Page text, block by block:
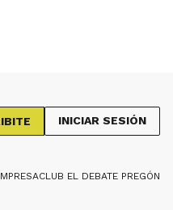
INICIAR SESIÓN
CLUB EL DEBATE PREGÓN